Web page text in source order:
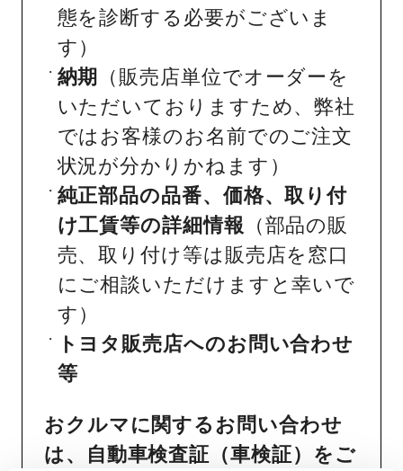
態を診断する必要がございま
す）
納期
（販売店単位でオーダーを
いただいておりますため、弊社
ではお客様のお名前でのご注文
状況が分かりかねます）
純正部品の品番、価格、取り付
け工賃等の詳細情報 （部品の販
売、取り付け等は販売店を窓口
にご相談いただけますと幸いで
す）
トヨタ販売店へのお問い合わせ
等
おクルマに関するお問い合わせ
は、自動車検査証（車検証）をご